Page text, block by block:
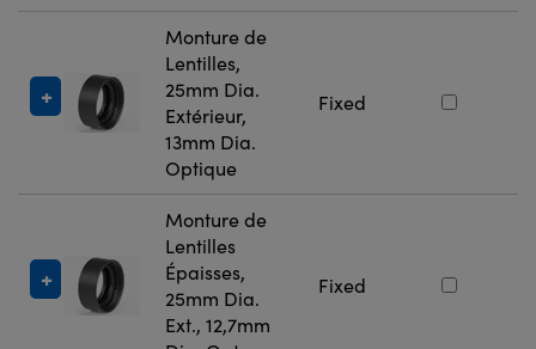
Monture de
Lentilles,
25mm Dia.
Extérieur,
13mm Dia.
Optique
Fixed
Monture de
Lentilles
Épaisses,
25mm Dia.
Ext., 12,7mm
Fixed